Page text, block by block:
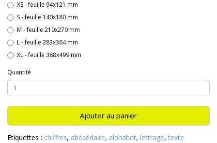
XS - feuille 94x121 mm
S - feuille 140x180 mm
M - feuille 210x270 mm
L - feuille 283x364 mm
XL - feuille 388x499 mm
Quantité
Ajouter au panier
Etiquettes : chiffres, abécédaire, alphabet, lettrage,texte